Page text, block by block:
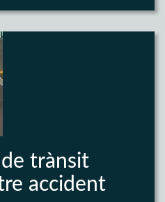
de trànsit
accident